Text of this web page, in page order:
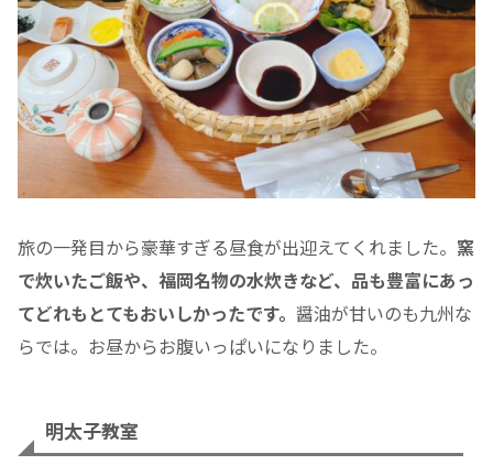
旅の一発目から豪華すぎる昼食が出迎えてくれました。 窯
で炊いたご飯や、福岡名物の水炊きなど、品も豊富にあっ
てどれもとてもおいしかったです。 醤油が甘いのも九州な
らでは。お昼からお腹いっぱいになりました。
明太子教室